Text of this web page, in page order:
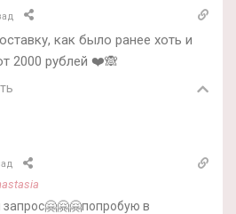
как было ранее хоть и
2000 рублей ❤️🙈
в